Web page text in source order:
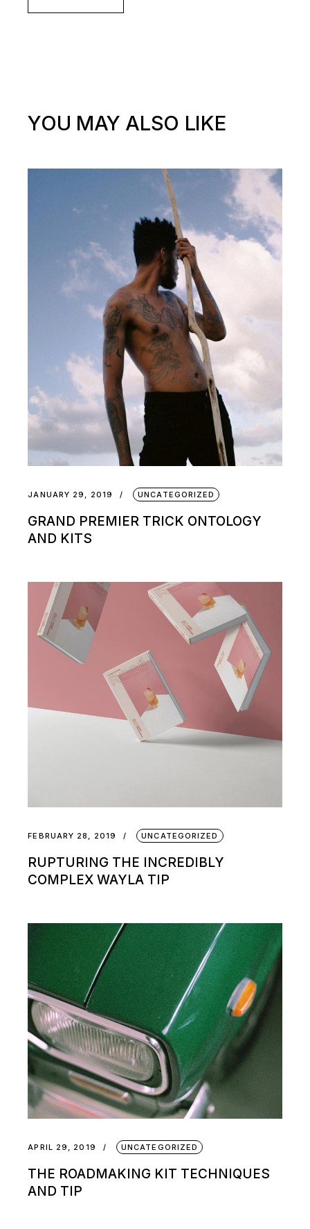
YOU MAY ALSO LIKE
JANUARY 29, 2019 UNCATEGORIZED
GRAND PREMIER TRICK ONTOLOGY
AND KITS
FEBRUARY 28, 2019 UNCATEGORIZED
RUPTURING THE INCREDIBLY
COMPLEX WAYLA TIP
APRIL 29, 2019 UNCATEGORIZED
THE ROADMAKING KIT TECHNIQUES
AND TIP